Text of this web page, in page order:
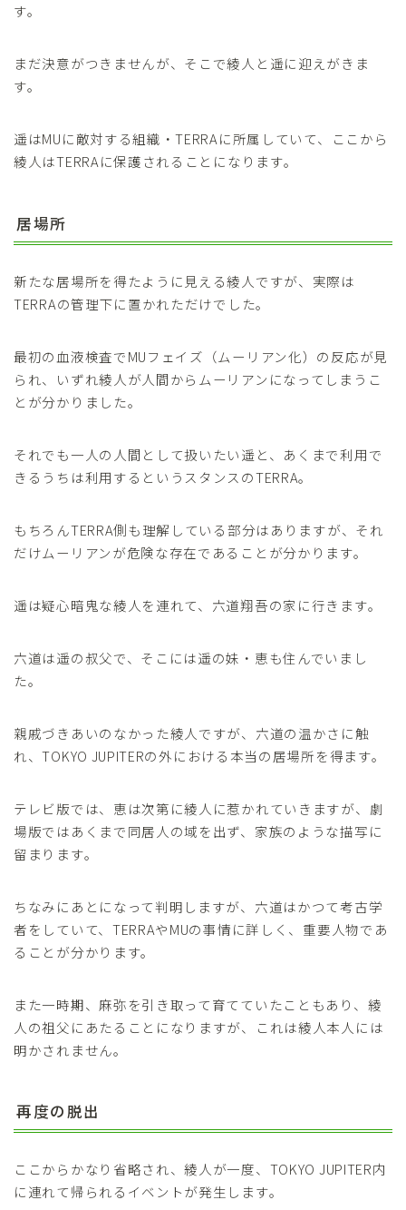
す。
まだ決意がつきませんが、そこで綾人と遥に迎えがきま
す。
遥はMUに敵対する組織・TERRAに所属していて、ここから
綾人はTERRAに保護されることになります。
居場所
新たな居場所を得たように見える綾人ですが、実際は
TERRAの管理下に置かれただけでした。
最初の血液検査でMUフェイズ（ムーリアン化）の反応が見
られ、いずれ綾人が人間からムーリアンになってしまうこ
とが分かりました。
それでも一人の人間として扱いたい遥と、あくまで利用で
きるうちは利用するというスタンスのTERRA。
もちろんTERRA側も理解している部分はありますが、それ
だけムーリアンが危険な存在であることが分かります。
遥は疑心暗鬼な綾人を連れて、六道翔吾の家に行きます。
六道は遥の叔父で、そこには遥の妹・恵も住んでいまし
た。
親戚づきあいのなかった綾人ですが、六道の温かさに触
れ、TOKYO JUPITERの外における本当の居場所を得ます。
テレビ版では、恵は次第に綾人に惹かれていきますが、劇
場版ではあくまで同居人の域を出ず、家族のような描写に
留まります。
ちなみにあとになって判明しますが、六道はかつて考古学
者をしていて、TERRAやMUの事情に詳しく、重要人物であ
ることが分かります。
また一時期、麻弥を引き取って育てていたこともあり、綾
人の祖父にあたることになりますが、これは綾人本人には
明かされません。
再度の脱出
ここからかなり省略され、綾人が一度、TOKYO JUPITER内
に連れて帰られるイベントが発生します。